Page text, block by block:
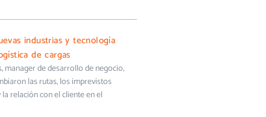
industrias y tecnología
de cargas
manager de desarrollo de negocio,
las rutas, los imprevistos
relación con el cliente en el